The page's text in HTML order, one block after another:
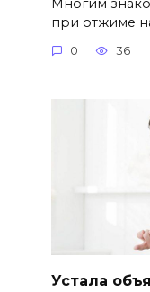
при отжиме
0 36
Устала